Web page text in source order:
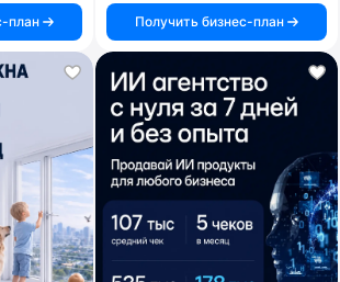
план
Получить бизнес-план